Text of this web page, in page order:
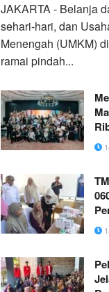
JAKARTA - Belanja
sehari-hari, dan
Menengah (UMKM)
ramai pindah...